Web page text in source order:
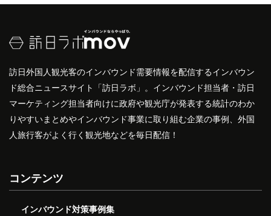
訪日外国人観光客のインバウンド需要情報を配信するインバウン
ド総合ニュースサイト「訪日ラボ」。インバウンド担当者・訪日
マーケティング担当者向けに政府や観光庁が発表する統計のわか
りやすいまとめやインバウンド事業に取り組む企業の事例、外国
人旅行客がよく行く観光地などを毎日配信！
コンテンツ
インバウンド対策事例集